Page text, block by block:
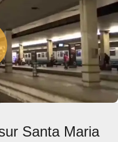
Santa Maria